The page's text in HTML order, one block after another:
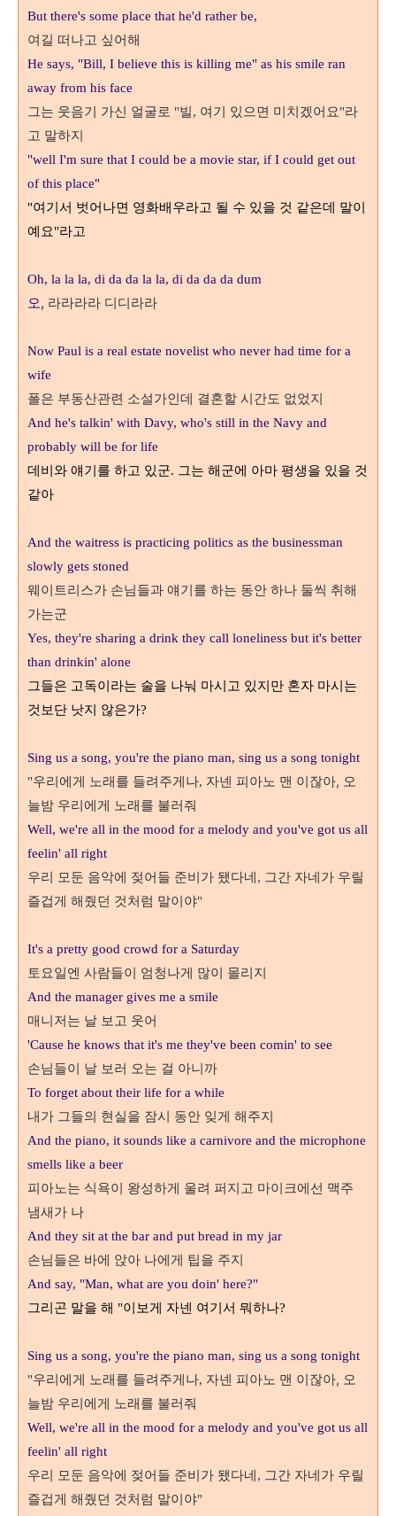
But there's some place that he'd rather be,
여길 떠나고 싶어해
He says, "Bill, I believe this is killing me" as his smile ran
away from his face
그는 웃음기 가신 얼굴로 "빌, 여기 있으면 미치겠어요"라
고 말하지
"well I'm sure that I could be a movie star, if I could get out
of this place"
"여기서 벗어나면 영화배우라고 될 수 있을 것 같은데 말이
예요"라고
Oh, la la la, di da da la la, di da da da dum
오, 라라라라 디디라라
Now Paul is a real estate novelist who never had time for a
wife
폴은 부동산관련 소설가인데 결혼할 시간도 없었지
And he's talkin' with Davy, who's still in the Navy and
probably will be for life
데비와 얘기를 하고 있군. 그는 해군에 아마 평생을 있을 것
같아
And the waitress is practicing politics as the businessman
slowly gets stoned
웨이트리스가 손님들과 얘기를 하는 동안 하나 둘씩 취해
가는군
Yes, they're sharing a drink they call loneliness but it's better
than drinkin' alone
그들은 고독이라는 술을 나눠 마시고 있지만 혼자 마시는
것보단 낫지 않은가?
Sing us a song, you're the piano man, sing us a song tonight
"우리에게 노래를 들려주게나, 자넨 피아노 맨 이잖아, 오
늘밤 우리에게 노래를 불러줘
Well, we're all in the mood for a melody and you've got us all
feelin' all right
우리 모둔 음악에 젖어들 준비가 됐다네, 그간 자네가 우릴
즐겁게 해줬던 것처럼 말이야"
It's a pretty good crowd for a Saturday
토요일엔 사람들이 엄청나게 많이 몰리지
And the manager gives me a smile
매니저는 날 보고 웃어
'Cause he knows that it's me they've been comin' to see
손님들이 날 보러 오는 걸 아니까
To forget about their life for a while
내가 그들의 현실을 잠시 동안 잊게 해주지
And the piano, it sounds like a carnivore and the microphone
smells like a beer
피아노는 식욕이 왕성하게 울려 퍼지고 마이크에선 맥주
냄새가 나
And they sit at the bar and put bread in my jar
손님들은 바에 앉아 나에게 팁을 주지
And say, "Man, what are you doin' here?"
그리곤 말을 해 "이보게 자넨 여기서 뭐하나?
Sing us a song, you're the piano man, sing us a song tonight
"우리에게 노래를 들려주게나, 자넨 피아노 맨 이잖아, 오
늘밤 우리에게 노래를 불러줘
Well, we're all in the mood for a melody and you've got us all
feelin' all right
우리 모둔 음악에 젖어들 준비가 됐다네, 그간 자네가 우릴
즐겁게 해줬던 것처럼 말이야"